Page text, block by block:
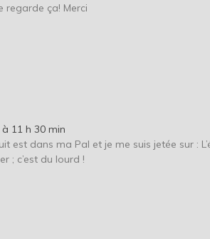
regarde ça! Merci
11 h 30 min
est dans ma Pal et je me suis jetée sur :
; c’est du lourd !